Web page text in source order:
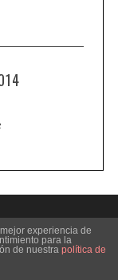
experiencia de
para la
de nuestra política de